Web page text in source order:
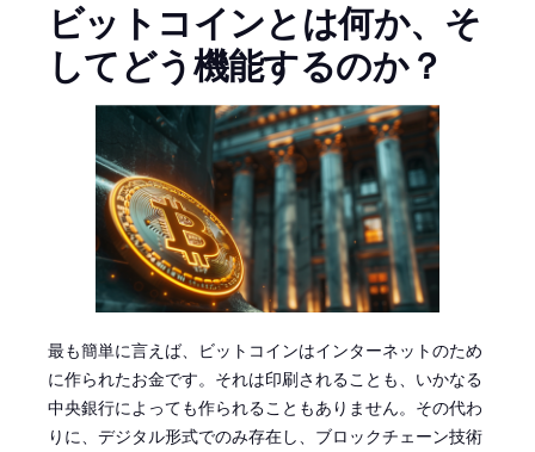
ビットコインとは何か、そ
してどう機能するのか？
最も簡単に言えば、ビットコインはインターネットのため
に作られたお金です。それは印刷されることも、いかなる
中央銀行によっても作られることもありません。その代わ
りに、デジタル形式でのみ存在し、ブロックチェーン技術